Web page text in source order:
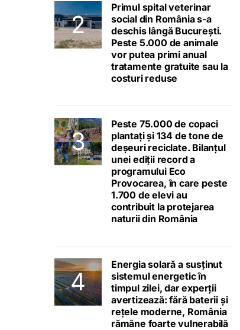
Primul spital veterinar
social din România s-a
deschis lângă București.
Peste 5.000 de animale
vor putea primi anual
tratamente gratuite sau la
costuri reduse
Peste 75.000 de copaci
plantați și 134 de tone de
deșeuri reciclate. Bilanțul
unei ediții record a
programului Eco
Provocarea, în care peste
1.700 de elevi au
contribuit la protejarea
naturii din România
Energia solară a susținut
sistemul energetic în
timpul zilei, dar experții
avertizează: fără baterii și
rețele moderne, România
rămâne foarte vulnerabilă